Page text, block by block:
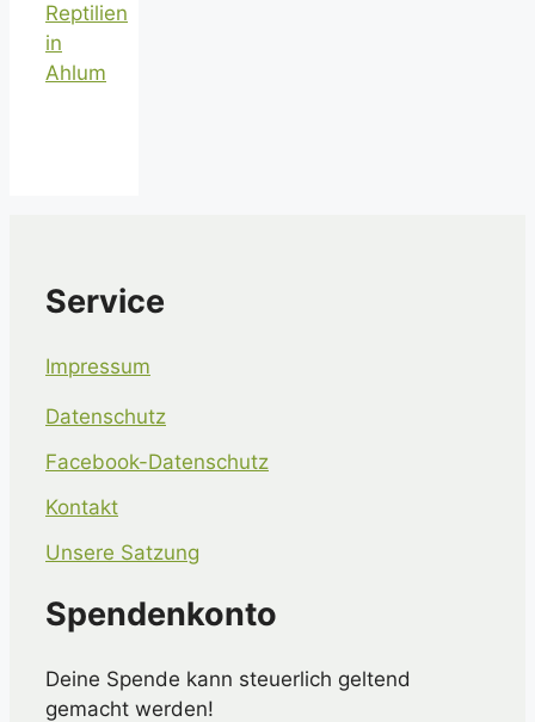
Reptilien
in
Ahlum
Service
Impressum
Datenschutz
Facebook-Datenschutz
Kontakt
Unsere Satzung
Spendenkonto
Deine Spende kann steuerlich geltend
gemacht werden!